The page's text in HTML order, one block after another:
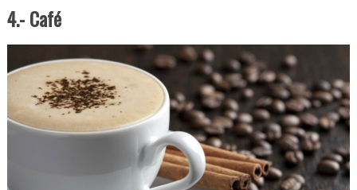
4.- Café